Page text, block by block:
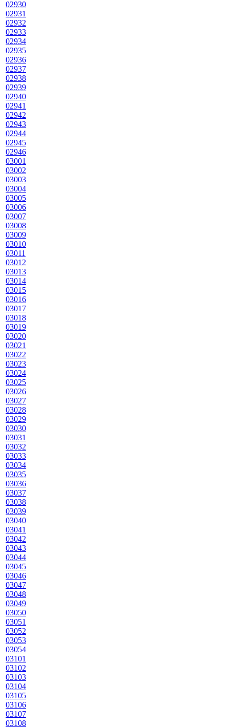
02930
02931
02932
02933
02934
02935
02936
02937
02938
02939
02940
02941
02942
02943
02944
02945
02946
03001
03002
03003
03004
03005
03006
03007
03008
03009
03010
03011
03012
03013
03014
03015
03016
03017
03018
03019
03020
03021
03022
03023
03024
03025
03026
03027
03028
03029
03030
03031
03032
03033
03034
03035
03036
03037
03038
03039
03040
03041
03042
03043
03044
03045
03046
03047
03048
03049
03050
03051
03052
03053
03054
03101
03102
03103
03104
03105
03106
03107
03108